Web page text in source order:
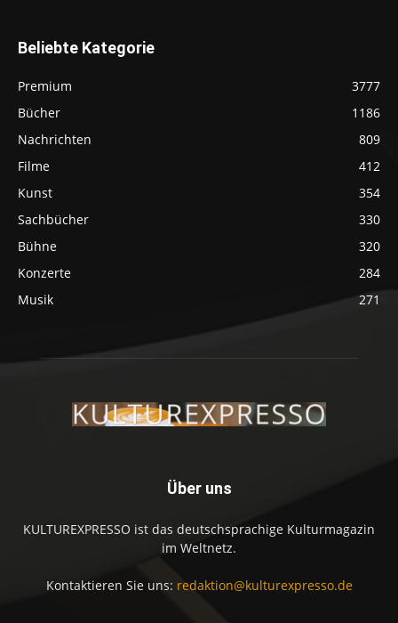
Beliebte Kategorie
Premium
3777
Bücher
1186
Nachrichten
809
Filme
412
Kunst
354
Sachbücher
330
Bühne
320
Konzerte
284
Musik
271
Über uns
KULTUREXPRESSO ist das deutschsprachige Kulturmagazin
im Weltnetz.
Kontaktieren Sie uns: redaktion@kulturexpresso.de